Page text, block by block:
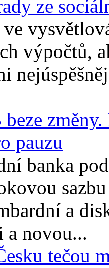
ze
výpočtů,
beze
pauzu
banka
a
a novou...
tečou